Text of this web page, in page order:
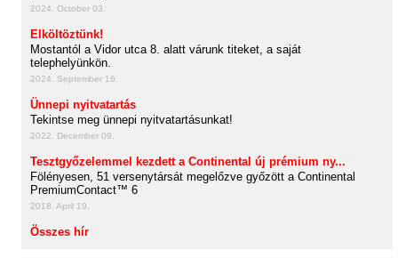
2024. October 03.
Elköltöztünk!
Mostantól a Vidor utca 8. alatt várunk titeket, a saját
telephelyünkön.
2024. September 16.
Ünnepi nyitvatartás
Tekintse meg ünnepi nyitvatartásunkat!
2022. December 09.
Tesztgyőzelemmel kezdett a Continental új prémium ny...
Fölényesen, 51 versenytársát megelőzve győzött a Continental
PremiumContact™ 6
2018. April 19.
Összes hír